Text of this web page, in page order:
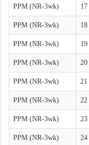
PPM (NR-3wk) 17
PPM (NR-3wk) 18
PPM (NR-3wk) 19
PPM (NR-3wk) 20
PPM (NR-3wk) 21
PPM (NR-3wk) 22
PPM (NR-3wk) 23
PPM (NR-3wk) 24